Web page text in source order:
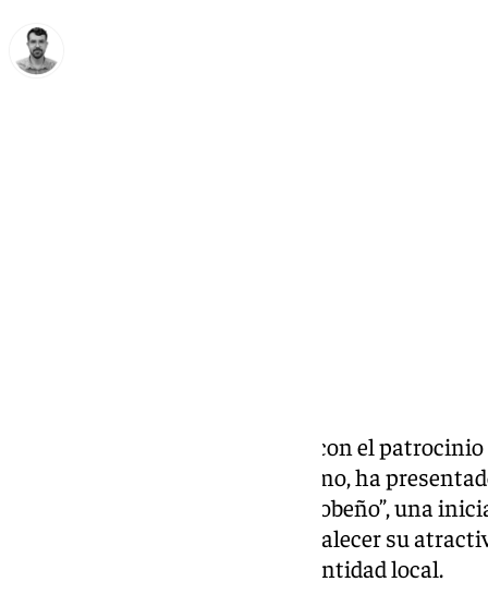
, con el
apoyo de la Consejería de Turismo, ha
“Enamórate del Encanto Algarrobeño”, una
patrimonio del municipio y fortalecer su
única basada en el amor y la identidad local.